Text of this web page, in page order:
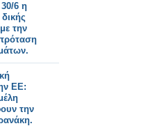
6 η
την
ΕΕ:
την